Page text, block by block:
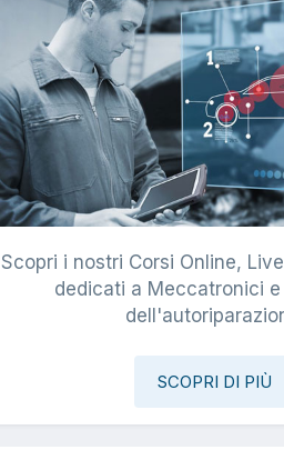
Scopri i nostri Corsi Online,
dedicati a Meccatronici
SCOPRI DI PIÙ